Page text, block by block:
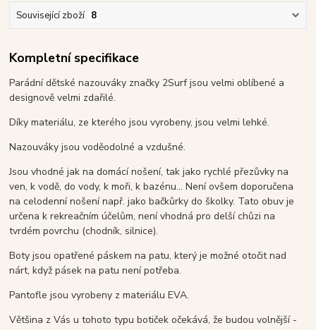
Související zboží 8
Kompletní specifikace
Parádní dětské nazouváky značky 2Surf jsou velmi oblíbené a
designově velmi zdařilé.
Díky materiálu, ze kterého jsou vyrobeny, jsou velmi lehké.
Nazouváky jsou voděodolné a vzdušné.
Jsou vhodné jak na domácí nošení, tak jako rychlé přezůvky na
ven, k vodě, do vody, k moři, k bazénu... Není ovšem doporučena
na celodenní nošení např. jako bačkůrky do školky. Tato obuv je
určena k rekreačním účelům, není vhodná pro delší chůzi na
tvrdém povrchu (chodník, silnice).
Boty jsou opatřené páskem na patu, který je možné otočit nad
nárt, když pásek na patu není potřeba.
Pantofle jsou vyrobeny z materiálu EVA.
Většina z Vás u tohoto typu botiček očekává, že budou volnější -